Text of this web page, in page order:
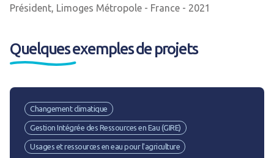
Président, Limoges Métropole - France - 2021
Quelques exemples de projets
Changement climatique
Gestion Intégrée des Ressources en Eau (GIRE)
Usages et ressources en eau pour l'agriculture